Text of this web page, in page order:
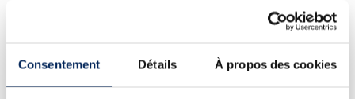
Consentement Détails À propos des cookies
LES DERNIÈRES ADJUDICATIONS